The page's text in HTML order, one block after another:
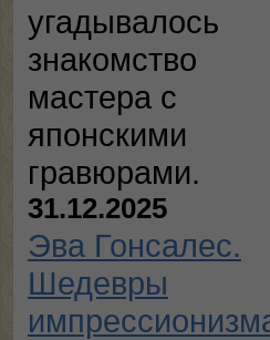
угадывалось
знакомство
мастера с
японскими
гравюрами.
31.12.2025
Эва Гонсалес.
Шедевры